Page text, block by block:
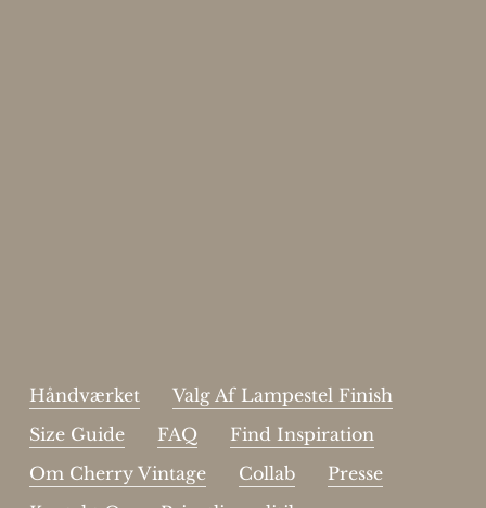
Håndværket
Valg Af Lampestel Finish
Size Guide
FAQ
Find Inspiration
Om Cherry Vintage
Collab
Presse